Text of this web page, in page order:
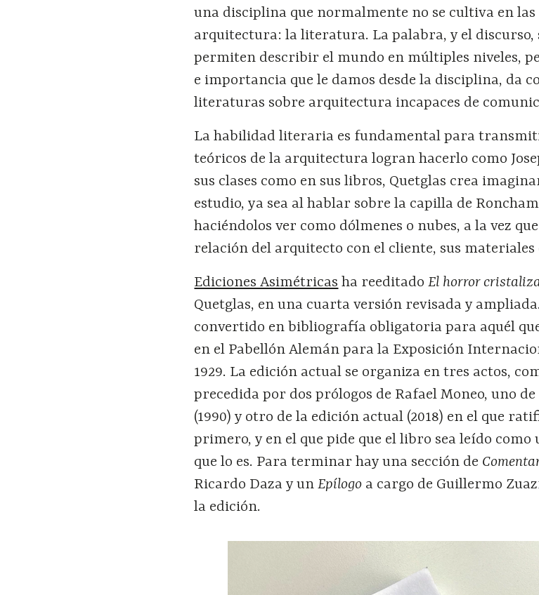
una disciplina que normalmente no se cultiva en las
arquitectura: la literatura. La palabra, y el discurso,
permiten describir el mundo en múltiples niveles,
e importancia que le damos desde la disciplina, da
literaturas sobre arquitectura incapaces de
La habilidad literaria es fundamental para
teóricos de la arquitectura logran hacerlo como
sus clases como en sus libros, Quetglas crea
estudio, ya sea al hablar sobre la capilla de
haciéndolos ver como dólmenes o nubes, a la vez
relación del arquitecto con el cliente, sus materiales
Ediciones Asimétricas ha reeditadoEl horror
Quetglas, en una cuarta versión revisada y
convertido en bibliografía obligatoria para aquél
en el Pabellón Alemán para la Exposición
1929. La edición actual se organiza en tres actos,
precedida por dos prólogos de Rafael Moneo, uno
(1990) y otro de la edición actual (2018) en el que
primero, y en el que pide que el libro sea leído como
que lo es. Para terminar hay una sección de
Ricardo Daza y unEpílogo a cargo de Guillermo
la edición.